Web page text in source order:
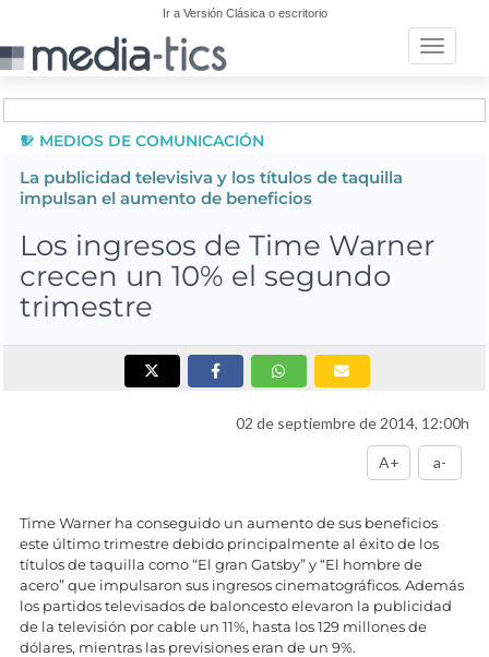
Ir a Versión Clásica o escritorio
Toggle
MEDIOS DE COMUNICACIÓN
La publicidad televisiva y los títulos de taquilla
impulsan el aumento de beneficios
Los ingresos de Time Warner
crecen un 10% el segundo
trimestre
02 de septiembre de 2014, 12:00h
A+ a-
Time Warner ha conseguido un aumento de sus beneficios
este último trimestre debido principalmente al éxito de los
títulos de taquilla como “El gran Gatsby” y “El hombre de
acero” que impulsaron sus ingresos cinematográficos. Además
los partidos televisados de baloncesto elevaron la publicidad
de la televisión por cable un 11%, hasta los 129 millones de
dólares, mientras las previsiones eran de un 9%.